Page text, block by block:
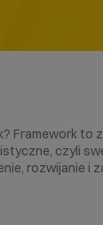
Framework to
czyli
rozwijanie i